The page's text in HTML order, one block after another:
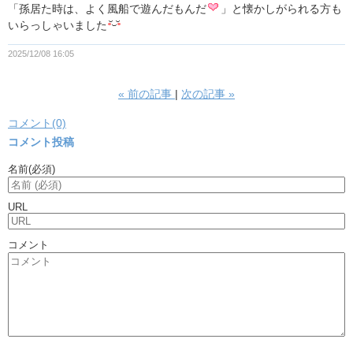
「孫居た時は、よく風船で遊んだもんだ
」と懐かしがられる方も
いらっしゃいました
2025/12/08 16:05
« 前の記事 次の記事 »
コメント(0)
コメント投稿
名前(必須)
URL
コメント